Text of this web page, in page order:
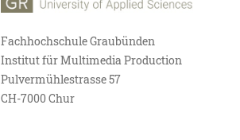
Fachhochschule Graubünden
Institut für Multimedia Production
Pulvermühlestrasse 57
CH-7000 Chur